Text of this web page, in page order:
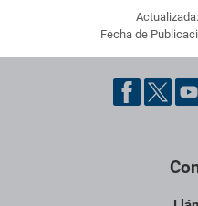
Fecha de
Pie de página con